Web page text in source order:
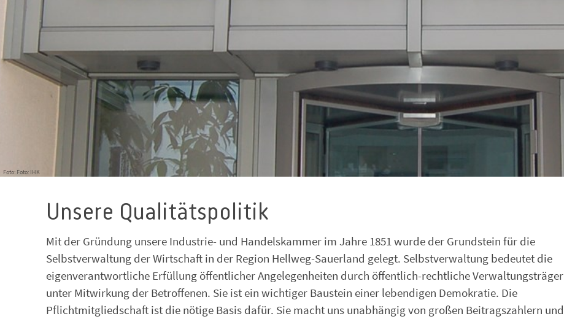
Foto: Foto: IHK
Unsere Qualitätspolitik
Mit der Gründung unsere Industrie- und Handelskammer im Jahre 1851 wurde der Grundstein für die
Selbstverwaltung der Wirtschaft in der Region Hellweg-Sauerland gelegt. Selbstverwaltung bedeutet die
eigenverantwortliche Erfüllung öffentlicher Angelegenheiten durch öffentlich-rechtliche Verwaltungsträger
unter Mitwirkung der Betroffenen. Sie ist ein wichtiger Baustein einer lebendigen Demokratie. Die
Pflichtmitgliedschaft ist die nötige Basis dafür. Sie macht uns unabhängig von großen Beitragszahlern und